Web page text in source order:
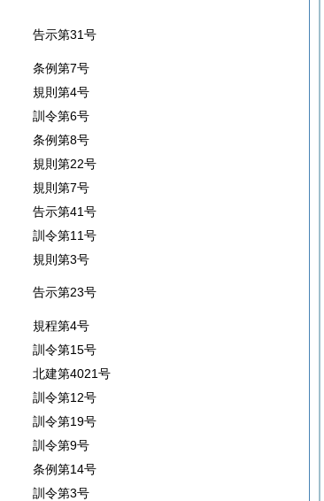
告示第31号
条例第7号
規則第4号
訓令第6号
条例第8号
規則第22号
規則第7号
告示第41号
訓令第11号
規則第3号
告示第23号
規程第4号
訓令第15号
北建第4021号
訓令第12号
訓令第19号
訓令第9号
条例第14号
訓令第3号